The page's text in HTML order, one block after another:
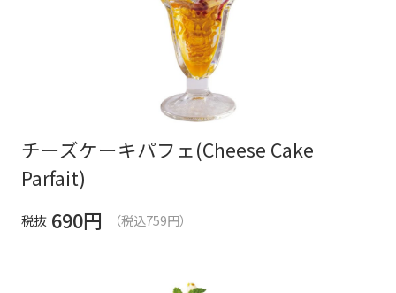
チーズケーキパフェ(Cheese Cake
Parfait)
税抜 690円 （税込759円）